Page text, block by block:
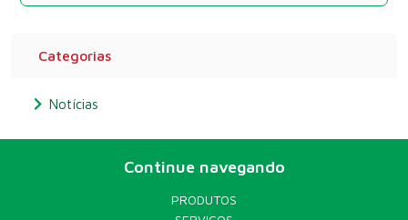
Categorias
Notícias
Continue navegando
PRODUTOS